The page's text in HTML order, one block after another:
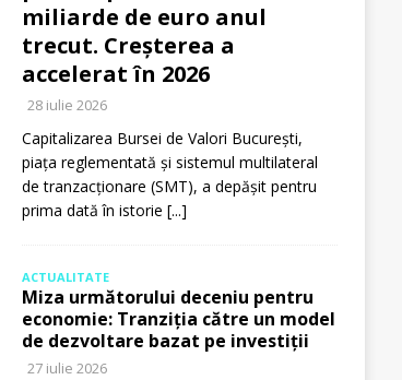
miliarde de euro anul
trecut. Creșterea a
accelerat în 2026
28 iulie 2026
Capitalizarea Bursei de Valori București,
piața reglementată și sistemul multilateral
de tranzacționare (SMT), a depășit pentru
prima dată în istorie [...]
ACTUALITATE
Miza următorului deceniu pentru
economie: Tranziția către un model
de dezvoltare bazat pe investiții
27 iulie 2026